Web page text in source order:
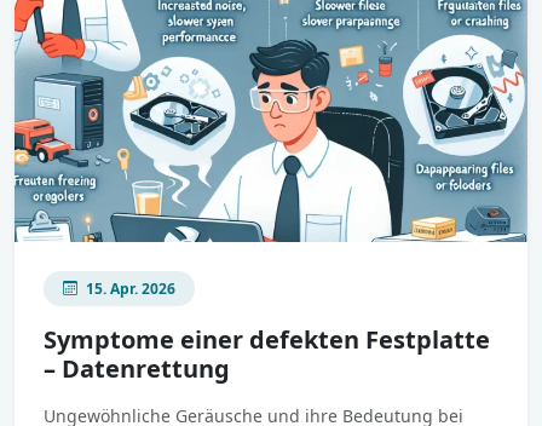
15. Apr. 2026
Symptome einer defekten Festplatte
– Datenrettung
Ungewöhnliche Geräusche und ihre Bedeutung bei